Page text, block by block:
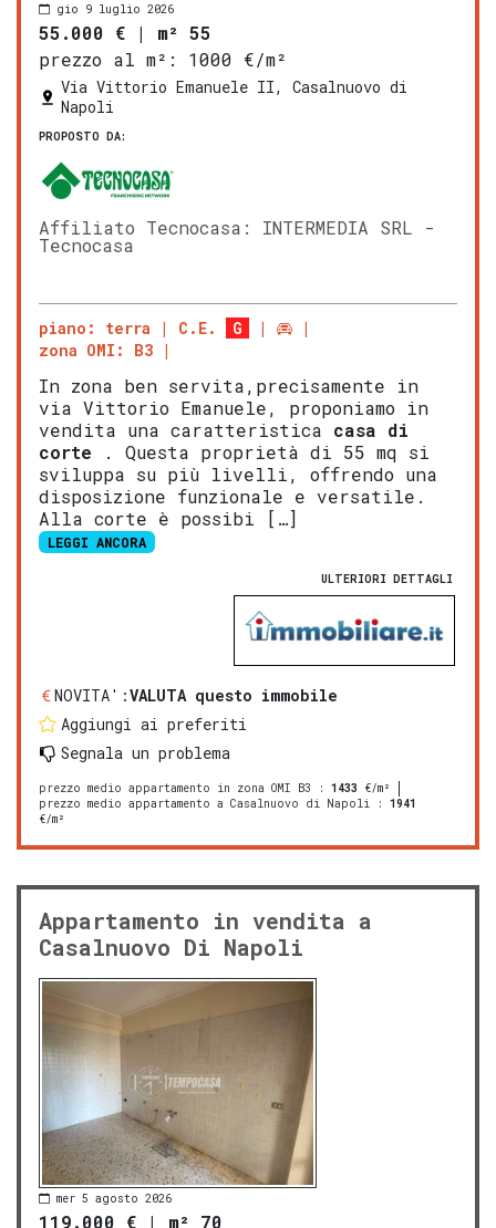
gio 9 luglio 2026
55.000 € | m² 55
prezzo al m²:
1000 €/m²
Via Vittorio Emanuele II, Casalnuovo di
Napoli
PROPOSTO DA:
Affiliato Tecnocasa: INTERMEDIA SRL -
Tecnocasa
piano: terra C.E.
G
zona OMI: B3
In zona ben servita,precisamente in
via Vittorio Emanuele, proponiamo in
vendita una caratteristica casa di
corte . Questa proprietà di 55 mq si
sviluppa su più livelli, offrendo una
disposizione funzionale e versatile.
Alla corte è possibi […]
LEGGI ANCORA
ULTERIORI DETTAGLI
NOVITA':VALUTA questo immobile
Aggiungi ai preferiti
Segnala un problema
prezzo medio appartamento in zona OMI B3 : 1433 €/m²
prezzo medio appartamento a Casalnuovo di Napoli : 1941
€/m²
Appartamento in vendita a
Casalnuovo Di Napoli
mer 5 agosto 2026
119.000 € | m² 70